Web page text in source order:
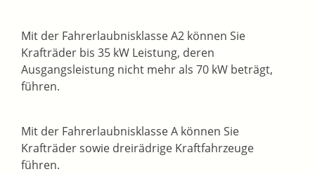
Mit der Fahrerlaubnisklasse A2 können Sie
Krafträder bis 35 kW Leistung, deren
Ausgangsleistung nicht mehr als 70 kW beträgt,
führen.
Mit der Fahrerlaubnisklasse A können Sie
Krafträder sowie dreirädrige Kraftfahrzeuge
führen.